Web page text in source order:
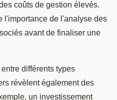
coûts de gestion élevés.
l'importance de l'analyse des
avant de finaliser une
différents types
révèlent également des
un investissement